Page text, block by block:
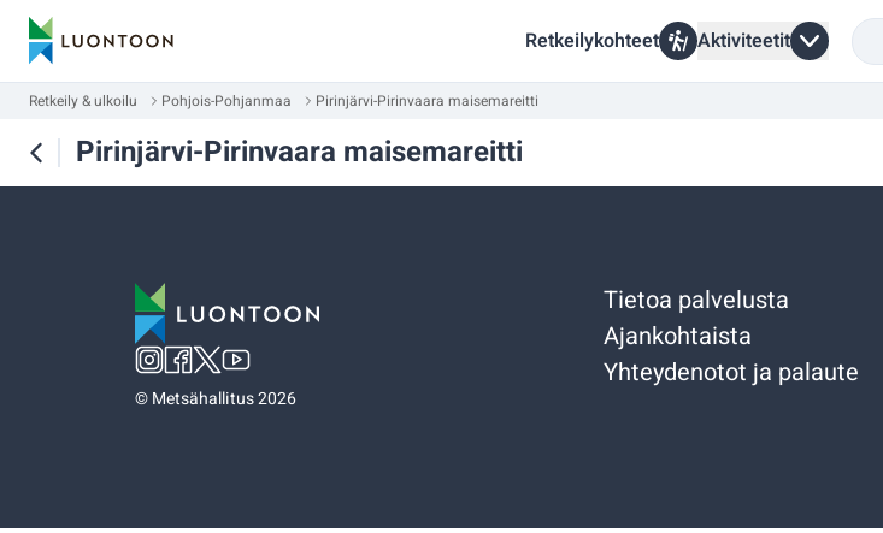
Retkeilykohteet Aktiviteetit
Retkeily & ulkoilu Pohjois-Pohjanmaa Pirinjärvi-Pirinvaara maisemareitti
Pirinjärvi-Pirinvaara maisemareitti
©Metsähallitus 2026
Tietoa palvelusta
Ajankohtaista
Yhteydenotot ja palaute